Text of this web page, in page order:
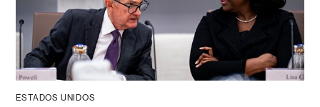
ESTADOS UNIDOS